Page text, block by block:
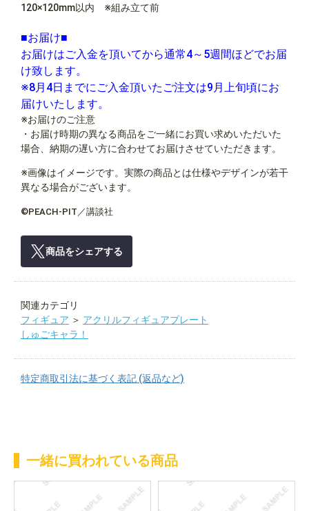
120×120mm以内 ※組み立て前
■お届け■
お届けはご入金を頂いてから通常4～5週間ほどでお届
け致します。
※8月4日までにご入金頂いたご注文は9月上旬頃にお
届けいたします。
※お届けのご注意
・お届け時期の異なる商品をご一緒にお買い求めいただいた
場合、納期の遅い方に合わせてお届けさせていただきます。
※画像はイメージです。実際の商品とは仕様やデザインが若干
異なる場合がございます。
©PEACH-PIT／講談社
商品をシェアする
関連カテゴリ
フィギュア ＞ アクリルフィギュアプレート
しゅごキャラ！
特定商取引法に基づく表記 (返品など)
一緒に買われている商品